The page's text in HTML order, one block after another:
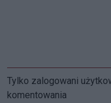
Tylko zalogowani
komentowania